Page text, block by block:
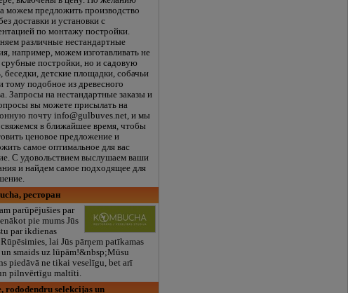
можем предложить производство
доставки и установки с
по монтажу постройки.
различные нестандартные
например, можем изготавливать не
срубные постройки, но и садовую
беседки, детские площадки, собачьи
тому подобное из древесного
Запросы на нестандартные заказы и
вы можете присылать на
почту info@gulbuves.net, и мы
в ближайшее время, чтобы
ценовое предложение и
самое оптимальное для вас
С удовольствием выслушаем ваши
и найдем самое подходящее для
ресторан
parūpējušies par
pie mums Jūs
par ikdienas
lai Jūs pārņem patīkamas
un smaids uz lūpām!&nbsp;Mūsu
piedāvā ne tikai veselīgu, bet arī
pilnvērtīgu maltīti.
rododendru selekcijas un